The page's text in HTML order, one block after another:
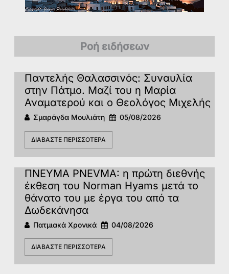
Ροή ειδήσεων
Παντελής Θαλασσινός: Συναυλία
στην Πάτμο. Μαζί του η Μαρία
Αναματερού και ο Θεολόγος Μιχελής
Σμαράγδα Μουλιάτη 05/08/2026
ΔΙΑΒΆΣΤΕ ΠΕΡΙΣΣΌΤΕΡΑ
ΠΝΕΥΜΑ PNEVMA: η πρώτη διεθνής
έκθεση του Norman Hyams μετά το
θάνατο του με έργα του από τα
Δωδεκάνησα
Πατμιακά Χρονικά 04/08/2026
ΔΙΑΒΆΣΤΕ ΠΕΡΙΣΣΌΤΕΡΑ